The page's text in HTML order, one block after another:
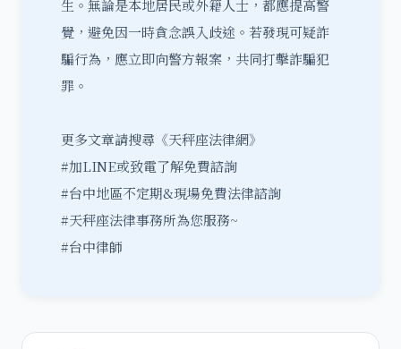
生。無論是本地居民或外籍人士，都應提高警
覺，避免因一時貪念誤入歧途。若發現可疑詐
騙行為，應立即向警方報案，共同打擊詐騙犯
罪。
更多文章請搜尋《天秤座法律網》
#加LINE或致電了解免費諮詢
#台中地區不定期&現場免費法律諮詢
#天秤座法律事務所為您服務~
#台中律師